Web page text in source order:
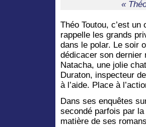
«
Théo Toutou, c’est
rappelle les grands
dans le polar. Le soir
dédicacer son dernier
Natacha, une jolie
Duraton, inspecteur
à l’aide. Place à
Dans ses enquêtes
secondé parfois par
matière de ses